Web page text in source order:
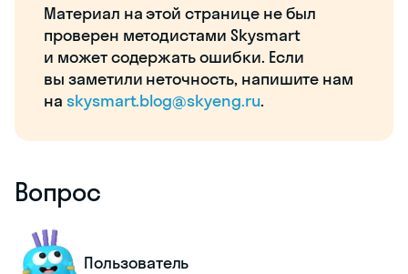
Материал на этой странице не был
проверен методистами Skysmart
и может содержать ошибки. Если
вы заметили неточность, напишите нам
на skysmart.blog@skyeng.ru.
Вопрос
Пользователь